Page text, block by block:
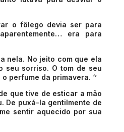
o fôlego devia ser para
era para
nela. No jeito com que ela
seu sorriso. O tom de seu
perfume da primavera. ‘’
que tive de esticar a mão
De puxá-la gentilmente de
sentir aquecido por sua